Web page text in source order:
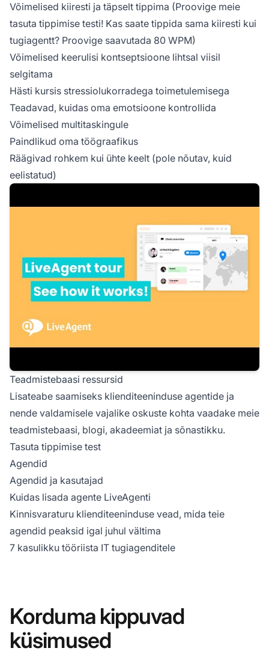
Võimelised kiiresti ja täpselt tippima (Proovige meie
tasuta tippimise testi! Kas saate tippida sama kiiresti kui
tugiagentt? Proovige saavutada 80 WPM)
Võimelised keerulisi kontseptsioone lihtsal viisil
selgitama
Hästi kursis stressiolukorradega toimetulemisega
Teadavad, kuidas oma emotsioone kontrollida
Võimelised multitaskingule
Paindlikud oma töögraafikus
Räägivad rohkem kui ühte keelt (pole nõutav, kuid
eelistatud)
Teadmistebaasi ressursid
Lisateabe saamiseks klienditeeninduse agentide ja
nende valdamisele vajalike oskuste kohta vaadake meie
teadmistebaasi, blogi, akadeemiat ja sõnastikku.
Tasuta tippimise test
Agendid
Agendid ja kasutajad
Kuidas lisada agente LiveAgenti
Kinnisvaraturu klienditeeninduse vead, mida teie
agendid peaksid igal juhul vältima
7 kasulikku tööriista IT tugiagenditele
Korduma kippuvad
küsimused